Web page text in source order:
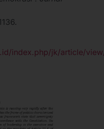
index.php/jk/article/